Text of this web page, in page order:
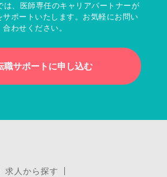
は、医師専任のキャリアパートナーが
ポートいたします。お気軽にお問い
合わせください。
職サポートに申し込む
求人から探す